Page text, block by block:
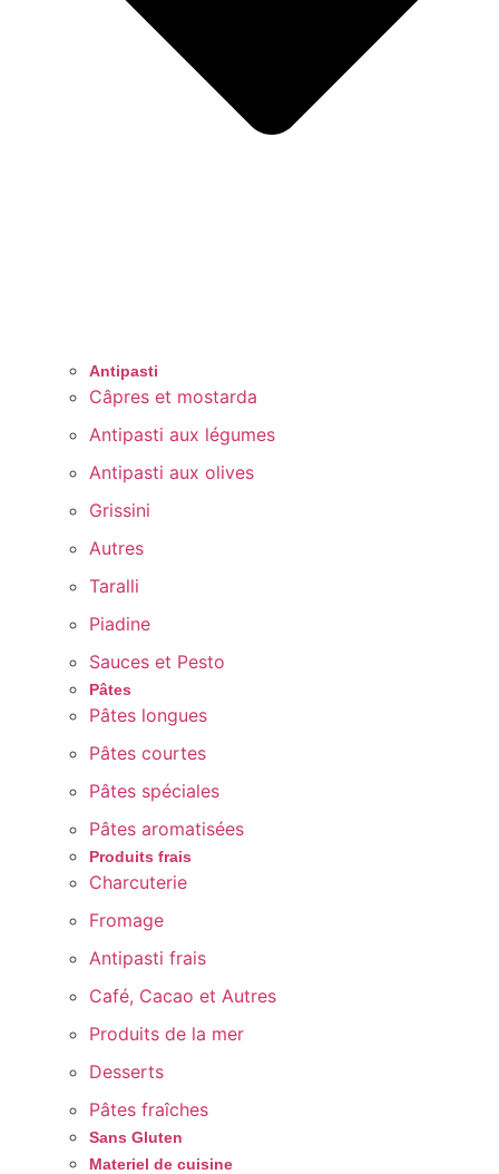
Antipasti
Câpres et mostarda
Antipasti aux légumes
Antipasti aux olives
Grissini
Autres
Taralli
Piadine
Sauces et Pesto
Pâtes
Pâtes longues
Pâtes courtes
Pâtes spéciales
Pâtes aromatisées
Produits frais
Charcuterie
Fromage
Antipasti frais
Café, Cacao et Autres
Produits de la mer
Desserts
Pâtes fraîches
Sans Gluten
Materiel de cuisine